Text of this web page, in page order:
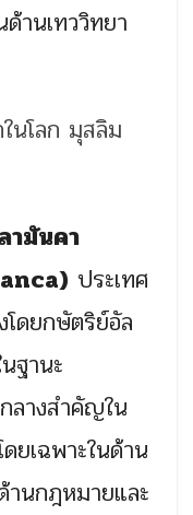
านเทววิทยา
ามันคา
ประเทศ
ดยกษัตริย์อัล
ฐานะ
ลางสำคัญใน
ยเฉพาะในด้าน
านกฎหมายและ